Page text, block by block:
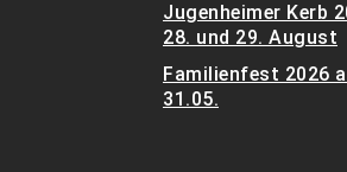
Jugenheimer Kerb
28. und 29. August
Familienfest 2026
31.05.